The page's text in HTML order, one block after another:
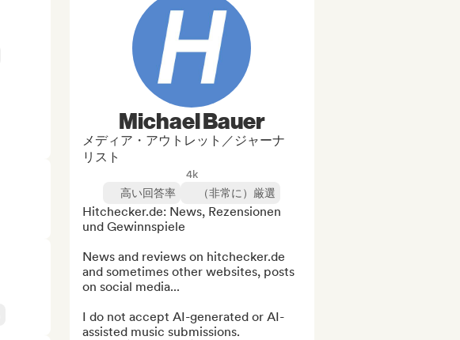
Michael Bauer
メディア・アウトレット／ジャーナ
リスト
4k
高い回答率
（非常に）厳選
Hitchecker.de: News, Rezensionen
und Gewinnspiele
News and reviews on hitchecker.de
and sometimes other websites, posts
on social media...
I do not accept AI-generated or AI-
assisted music submissions.